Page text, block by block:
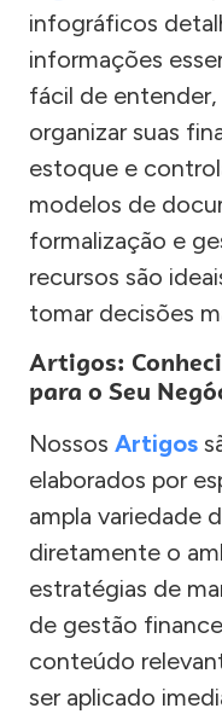
infográficos
informações
fácil de entender,
organizar suas
estoque e
modelos de
formalização e
recursos são
tomar decisões
Artigos:
para o Seu
Nossos Artigos
elaborados por
ampla variedade
diretamente o
estratégias de
de gestão
conteúdo
ser aplicado